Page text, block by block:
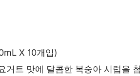
X 10개입)
거트 맛에 달콤한 복숭아 시럽을